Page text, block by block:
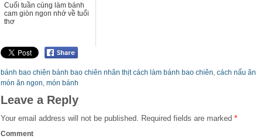
Cuối tuần cùng làm bánh
cam giòn ngon nhớ về tuổi
thơ
bánh bao chiên bánh bao chiên nhân thịt cách làm bánh bao chiên, cách nấu ăn
món ăn ngon, món bánh
Leave a Reply
Your email address will not be published. Required fields are marked *
Comment